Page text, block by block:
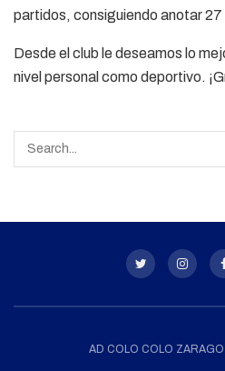
partidos, consiguiendo anotar 27
Desde el club le deseamos lo
nivel personal como deportivo.
AD COLO COLO